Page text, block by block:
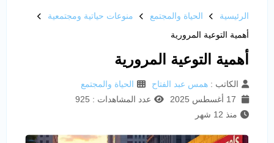
الرئيسية الحياة والمجتمع
منوعات حياتية ومجتمعية
أهمية التوعية المرورية
أهمية التوعية المرورية
الكاتب : همس عبد الفتاح
الحياة والمجتمع
عدد المشاهدات : 925
منذ 12 شهر